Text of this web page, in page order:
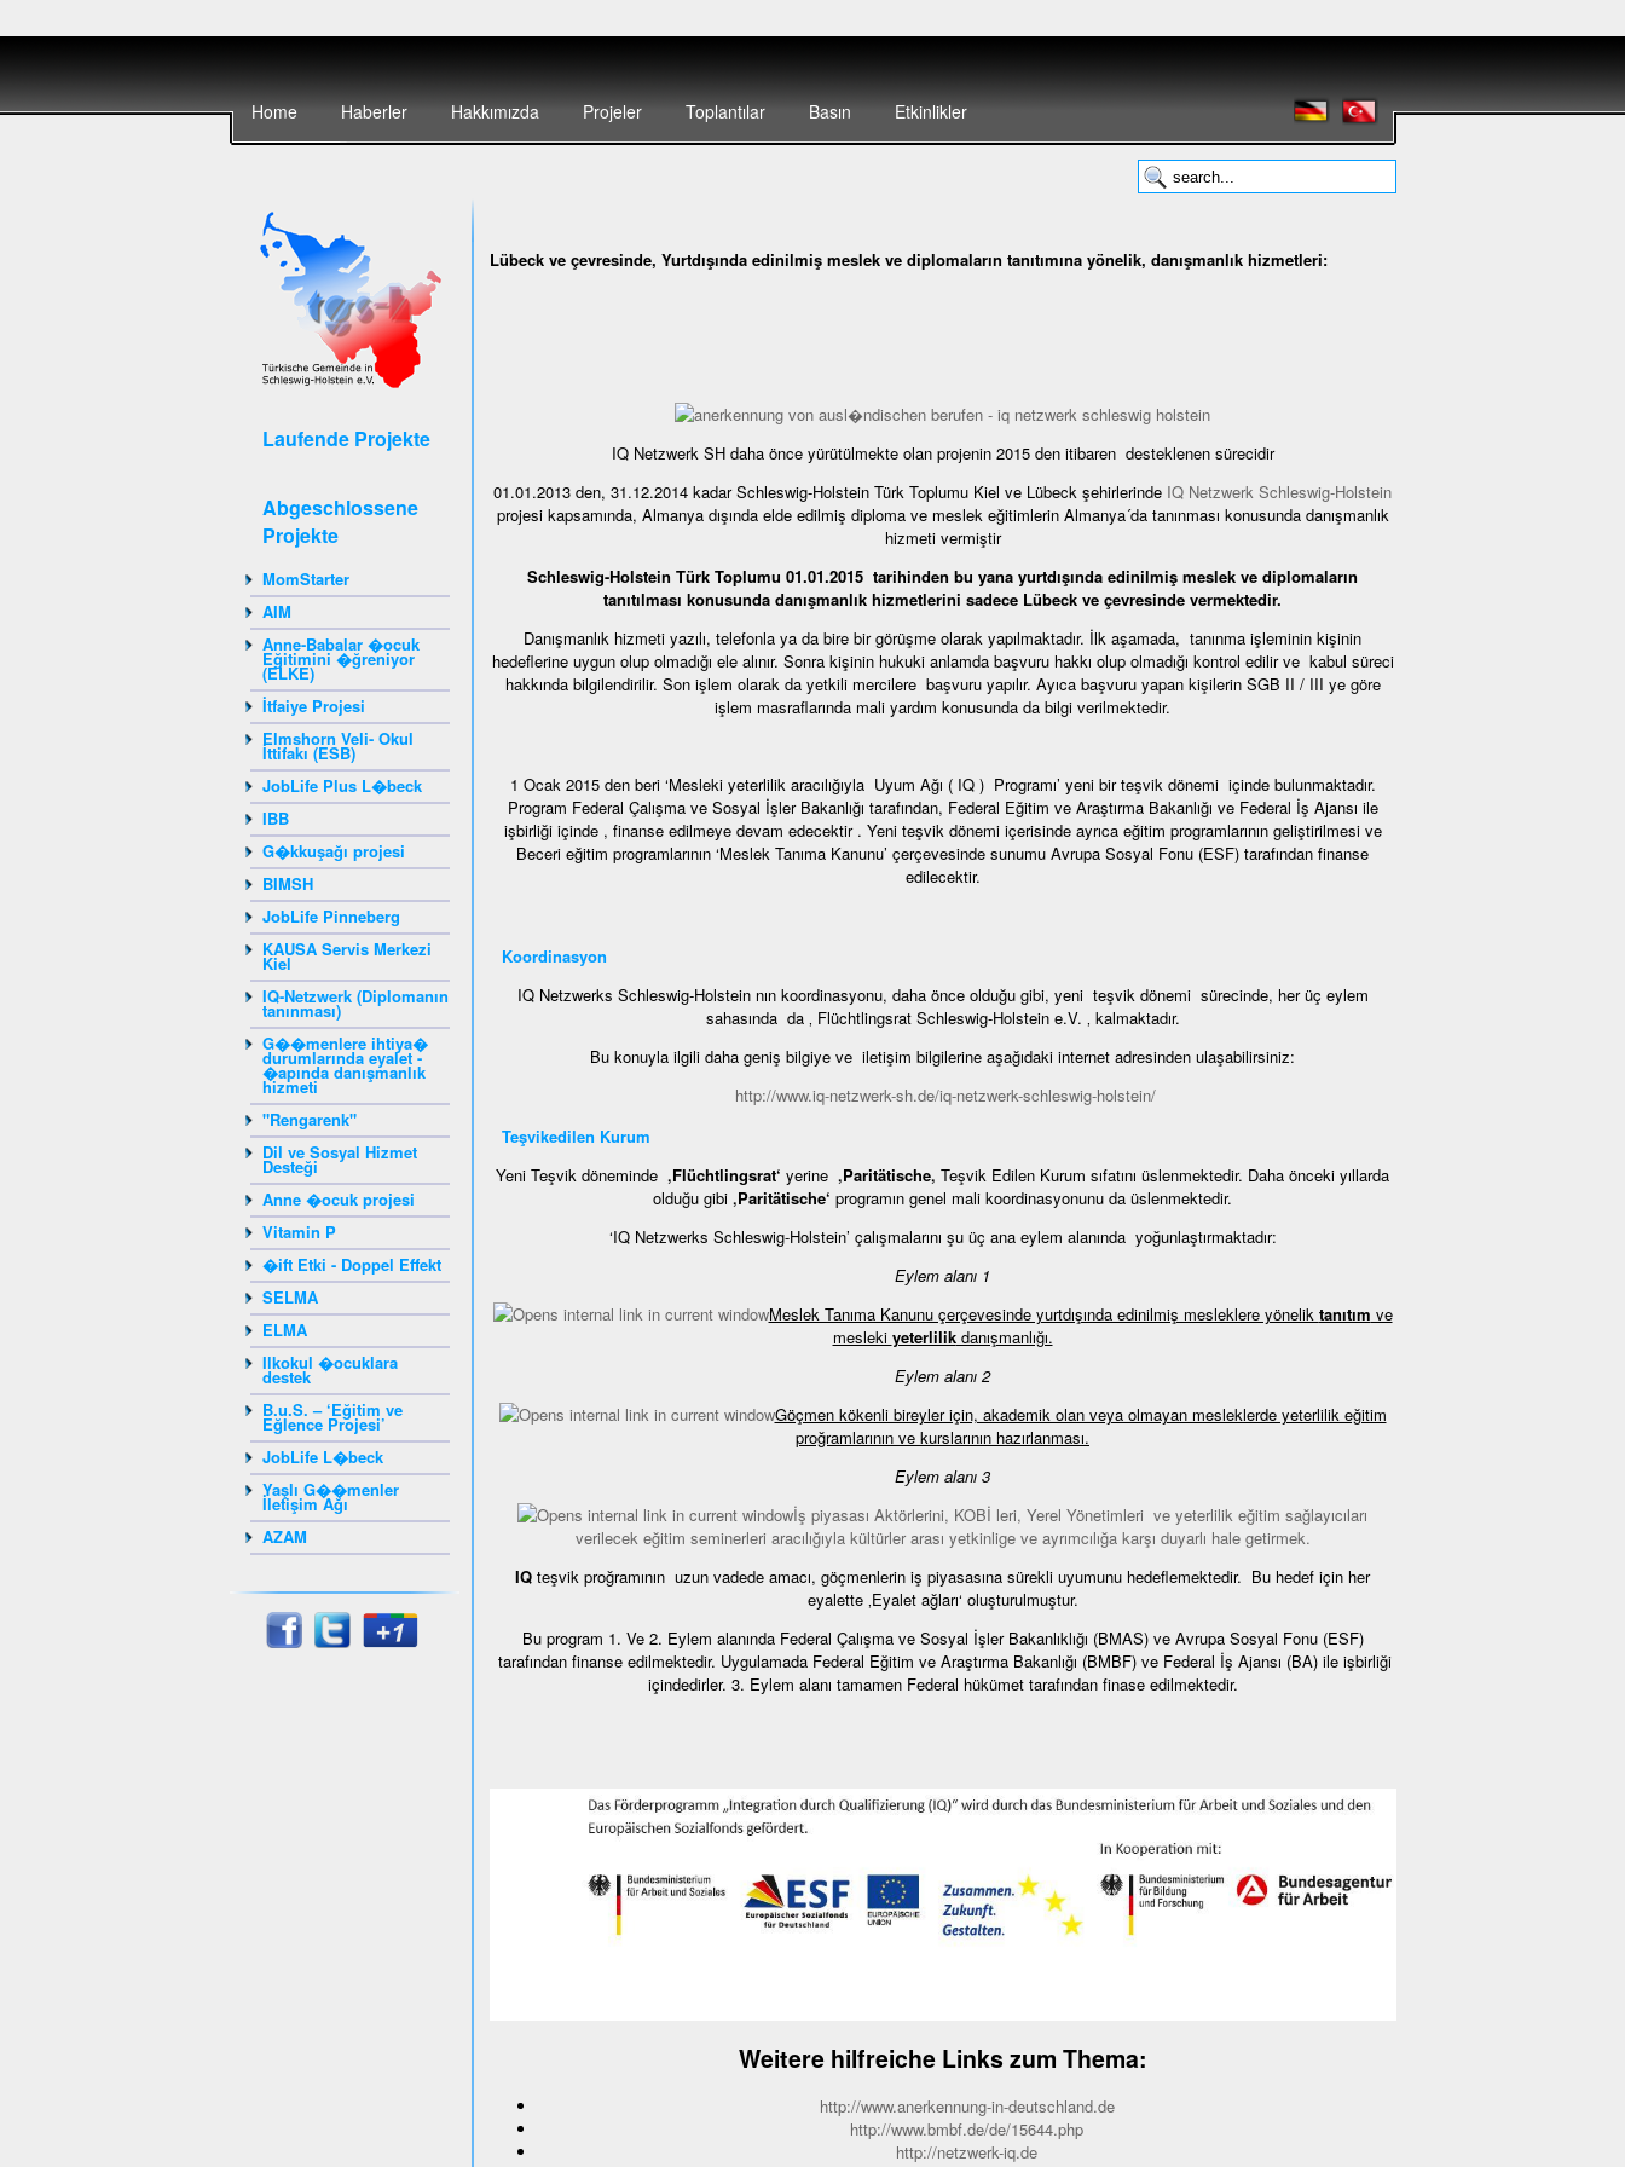
Home Haberler Hakkımızda Projeler Toplantılar Basın Etkinlikler
Laufende Projekte
Abgeschlossene
Projekte
MomStarter
AIM
Anne-Babalar �ocuk
Eğitimini �ğreniyor
(ELKE)
İtfaiye Projesi
Elmshorn Veli- Okul
İttifakı (ESB)
JobLife Plus L�beck
IBB
G�kkuşağı projesi
BIMSH
JobLife Pinneberg
KAUSA Servis Merkezi
Kiel
IQ-Netzwerk (Diplomanın
tanınması)
G��menlere ihtiya�
durumlarında eyalet -
�apında danışmanlık
hizmeti
"Rengarenk"
Dil ve Sosyal Hizmet
Desteği
Anne �ocuk projesi
Vitamin P
�ift Etki - Doppel Effekt
SELMA
ELMA
Ilkokul �ocuklara
destek
B.u.S. – ‘Eğitim ve
Eğlence Projesi’
JobLife L�beck
Yaşlı G��menler
İletişim Ağı
AZAM
Lübeck ve çevresinde, Yurtdışında edinilmiş meslek ve diplomaların tanıtımına yönelik, danışmanlık hizmetleri:
IQ Netzwerk SH daha önce yürütülmekte olan projenin 2015 den itibaren desteklenen sürecidir
01.01.2013 den, 31.12.2014 kadar Schleswig-Holstein Türk Toplumu Kiel ve Lübeck şehirlerinde IQ Netzwerk Schleswig-Holstein
projesi kapsamında, Almanya dışında elde edilmiş diploma ve meslek eğitimlerin Almanya´da tanınması konusunda danışmanlık
hizmeti vermiştir
Schleswig-Holstein Türk Toplumu 01.01.2015 tarihinden bu yana yurtdışında edinilmiş meslek ve diplomaların
tanıtılması konusunda danışmanlık hizmetlerini sadece Lübeck ve çevresinde vermektedir.
Danışmanlık hizmeti yazılı, telefonla ya da bire bir görüşme olarak yapılmaktadır. İlk aşamada, tanınma işleminin kişinin
hedeflerine uygun olup olmadığı ele alınır. Sonra kişinin hukuki anlamda başvuru hakkı olup olmadığı kontrol edilir ve kabul süreci
hakkında bilgilendirilir. Son işlem olarak da yetkili mercilere başvuru yapılır. Ayıca başvuru yapan kişilerin SGB II / III ye göre
işlem masraflarında mali yardım konusunda da bilgi verilmektedir.
1 Ocak 2015 den beri ‘Mesleki yeterlilik aracılığıyla Uyum Ağı ( IQ ) Programı’ yeni bir teşvik dönemi içinde bulunmaktadır.
Program Federal Çalışma ve Sosyal İşler Bakanlığı tarafından, Federal Eğitim ve Araştırma Bakanlığı ve Federal İş Ajansı ile
işbirliği içinde , finanse edilmeye devam edecektir . Yeni teşvik dönemi içerisinde ayrıca eğitim programlarının geliştirilmesi ve
Beceri eğitim programlarının ‘Meslek Tanıma Kanunu’ çerçevesinde sunumu Avrupa Sosyal Fonu (ESF) tarafından finanse
edilecektir.
Koordinasyon
IQ Netzwerks Schleswig-Holstein nın koordinasyonu, daha önce olduğu gibi, yeni teşvik dönemi sürecinde, her üç eylem
sahasında da ‚ Flüchtlingsrat Schleswig-Holstein e.V. ‚ kalmaktadır.
Bu konuyla ilgili daha geniş bilgiye ve iletişim bilgilerine aşağıdaki internet adresinden ulaşabilirsiniz:
http://www.iq-netzwerk-sh.de/iq-netzwerk-schleswig-holstein/
Teşvikedilen Kurum
Yeni Teşvik döneminde ‚Flüchtlingsrat‘ yerine ‚Paritätische‚ Teşvik Edilen Kurum sıfatını üslenmektedir. Daha önceki yıllarda
olduğu gibi ‚Paritätische‘ programın genel mali koordinasyonunu da üslenmektedir.
‘IQ Netzwerks Schleswig-Holstein’ çalışmalarını şu üç ana eylem alanında yoğunlaştırmaktadır:
Eylem alanı 1
Meslek Tanıma Kanunu çerçevesinde yurtdışında edinilmiş mesleklere yönelik tanıtım ve
mesleki yeterlilikdanışmanlığı.
Eylem alanı 2
Göçmen kökenli bireyler için, akademik olan veya olmayan mesleklerde yeterlilik eğitim
proğramlarının ve kurslarının hazırlanması.
Eylem alanı 3
İş piyasası Aktörlerini, KOBİ leri, Yerel Yönetimleri ve yeterlilik eğitim sağlayıcıları
verilecek eğitim seminerleri aracılığıyla kültürler arası yetkinlige ve ayrımcılığa karşı duyarlı hale getirmek.
IQ teşvik proğramının uzun vadede amacı, göçmenlerin iş piyasasına sürekli uyumunu hedeflemektedir. Bu hedef için her
eyalette ‚Eyalet ağları‘ oluşturulmuştur.
Bu program 1. Ve 2. Eylem alanında Federal Çalışma ve Sosyal İşler Bakanlıklığı (BMAS) ve Avrupa Sosyal Fonu (ESF)
tarafından finanse edilmektedir. Uygulamada Federal Eğitim ve Araştırma Bakanlığı (BMBF) ve Federal İş Ajansı (BA) ile işbirliği
içindedirler. 3. Eylem alanı tamamen Federal hükümet tarafından finase edilmektedir.
Weitere hilfreiche Links zum Thema:
http://www.anerkennung-in-deutschland.de
http://www.bmbf.de/de/15644.php
http://netzwerk-iq.de